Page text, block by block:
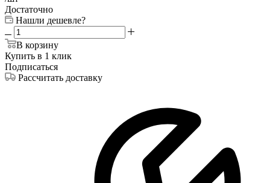
Достаточно
Нашли дешевле?
В корзину
Купить в 1 клик
Подписаться
Рассчитать доставку